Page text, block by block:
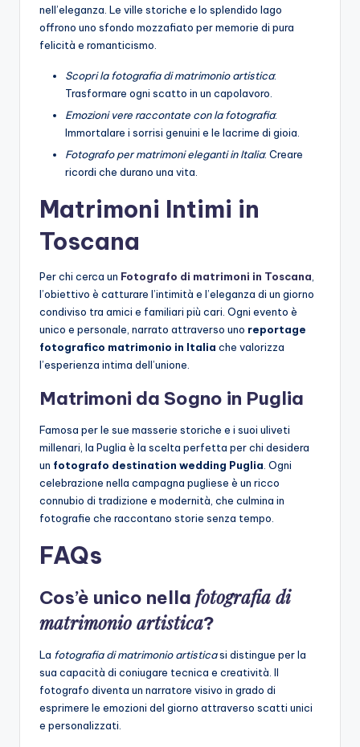
nell’eleganza. Le ville storiche e lo splendido lago
offrono uno sfondo mozzafiato per memorie di pura
felicità e romanticismo.
Scopri la fotografia di matrimonio artistica:
Trasformare ogni scatto in un capolavoro.
Emozioni vere raccontate con la fotografia:
Immortalare i sorrisi genuini e le lacrime di gioia.
Fotografo per matrimoni eleganti in Italia: Creare
ricordi che durano una vita.
Matrimoni Intimi in
Toscana
Per chi cerca un Fotografo di matrimoni in Toscana,
l’obiettivo è catturare l’intimità e l’eleganza di un giorno
condiviso tra amici e familiari più cari. Ogni evento è
unico e personale, narrato attraverso uno reportage
fotografico matrimonio in Italia che valorizza
l’esperienza intima dell’unione.
Matrimoni da Sogno in Puglia
Famosa per le sue masserie storiche e i suoi uliveti
millenari, la Puglia è la scelta perfetta per chi desidera
un fotografo destination wedding Puglia. Ogni
celebrazione nella campagna pugliese è un ricco
connubio di tradizione e modernità, che culmina in
fotografie che raccontano storie senza tempo.
FAQs
Cos’è unico nella fotografia di
matrimonio artistica?
La fotografia di matrimonio artisticasi distingue per la
sua capacità di coniugare tecnica e creatività. Il
fotografo diventa un narratore visivo in grado di
esprimere le emozioni del giorno attraverso scatti unici
e personalizzati.